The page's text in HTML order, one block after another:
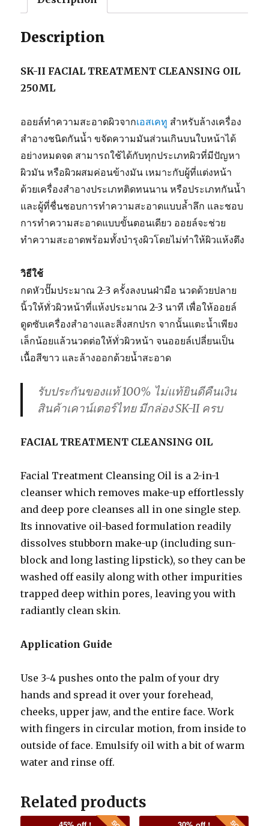
k
Description
SK-II FACIAL TREATMENT CLEANSING OIL
250ML
ออยล์ทำความสะอาดผิวจากเอสเคทู สำหรับล้างเครื่อง
สำอางชนิดกันน้ำ ขจัดความมันส่วนเกินบนใบหน้าได้
อย่างหมดจด สามารถใช้ได้กับทุกประเภทผิวที่มีปัญหา
ผิวมัน หรือผิวผสมค่อนข้างมัน เหมาะกับผู้ที่แต่งหน้า
ด้วยเครื่องสำอางประเภทติดทนนาน หรือประเภทกันน้ำ
และผู้ที่ชื่นชอบการทำความสะอาดแบบล้ำลึก และชอบ
การทำความสะอาดแบบขั้นตอนเดียว ออยล์จะช่วย
ทำความสะอาดพร้อมทั้งบำรุงผิวโดยไม่ทำให้ผิวแห้งตึง
วิธีใช้
กดหัวปั๊มประมาณ 2-3 ครั้งลงบนฝ่ามือ นวดด้วยปลาย
นิ้วให้ทั่วผิวหน้าที่แห้งประมาณ 2-3 นาที เพื่อให้ออยล์
ดูดซับเครื่องสำอางและสิ่งสกปรก จากนั้นแตะน้ำเพียง
เล็กน้อยแล้วนวดต่อให้ทั่วผิวหน้า จนออยล์เปลี่ยนเป็น
เนื้อสีขาว และล้างออกด้วยน้ำสะอาด
รับประกันของแท้ 100% ไม่แท้ยินดีคืนเงิน
สินค้าเคาน์เตอร์ไทย มีกล่อง SK-II ครบ
FACIAL TREATMENT CLEANSING OIL
Facial Treatment Cleansing Oil is a 2-in-1
cleanser which removes make-up effortlessly
and deep pore cleanses all in one single step.
Its innovative oil-based formulation readily
dissolves stubborn make-up (including sun-
block and long lasting lipstick), so they can be
washed off easily along with other impurities
trapped deep within pores, leaving you with
radiantly clean skin.
Application Guide
Use 3-4 pushes onto the palm of your dry
hands and spread it over your forehead,
cheeks, upper jaw, and the entire face. Work
with fingers in circular motion, from inside to
outside of face. Emulsify oil with a bit of warm
water and rinse off.
Related products